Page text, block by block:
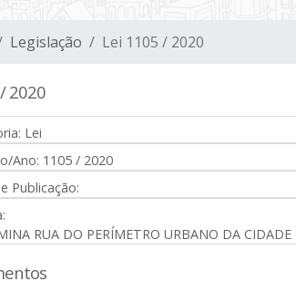
Legislação Lei 1105 / 2020
2020
Lei
Ano: 1105 / 2020
Publicação:
RUA DO PERÍMETRO URBANO DA CIDADE